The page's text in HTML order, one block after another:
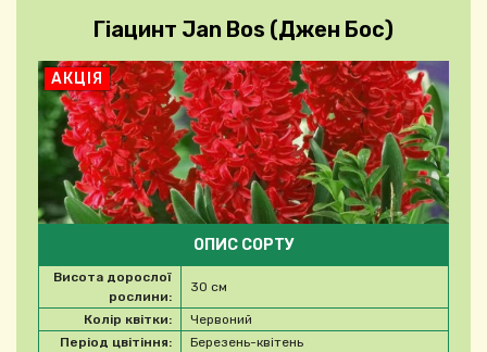
Гіацинт Jan Bos (Джен Бос)
АКЦІЯ
ОПИС СОРТУ
Висота дорослої
рослини:
30 см
Колір квітки:
Червоний
Період цвітіння:
Березень-квітень